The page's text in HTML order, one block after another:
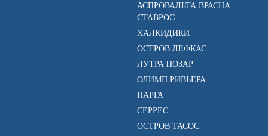
АСПРОВАЛЬТА ВРАСНА
СТАВРОС
ХАЛКИДИКИ
ОСТРОВ ЛЕФКАС
ЛУТРА ПОЗАР
ОЛИМП РИВЬЕРА
ПАРГА
СЕРРЕС
ОСТРОВ ТАСОС